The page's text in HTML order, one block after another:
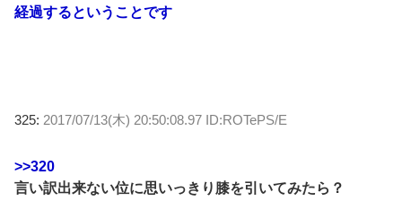
経過するということです
325: 2017/07/13(木) 20:50:08.97 ID:ROTePS/E
>>320
言い訳出来ない位に思いっきり膝を引いてみたら？